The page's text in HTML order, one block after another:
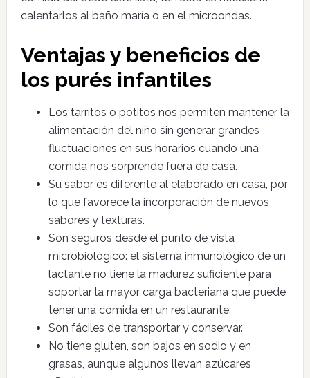
calentarlos al baño maría o en el microondas.
Ventajas y beneficios de
los purés infantiles
Los tarritos o potitos nos permiten mantener la
alimentación del niño sin generar grandes
fluctuaciones en sus horarios cuando una
comida nos sorprende fuera de casa.
Su sabor es diferente al elaborado en casa, por
lo que favorece la incorporación de nuevos
sabores y texturas.
Son seguros desde el punto de vista
microbiológico: el sistema inmunológico de un
lactante no tiene la madurez suficiente para
soportar la mayor carga bacteriana que puede
tener una comida en un restaurante.
Son fáciles de transportar y conservar.
No tiene gluten, son bajos en sodio y en
grasas, aunque algunos llevan azúcares